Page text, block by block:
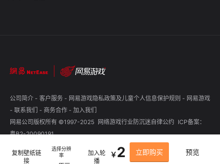
复制壁纸链
接
选择分辨
率
加入轮
播
￥2 立即购买 预览
公司简介 - 客户服务 - 网易游戏隐私政策及儿童个人信息保护规则 - 网易游戏
- 联系我们 - 商务合作 - 加入我们
网易公司版权所有 ©1997-2025 网络游戏行业防沉迷自律公约 ICP备案：
粤B2-20090191